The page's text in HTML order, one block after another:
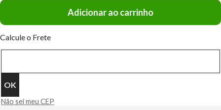
Adicionar ao carrinho
Calcule o Frete
Não sei meu CEP